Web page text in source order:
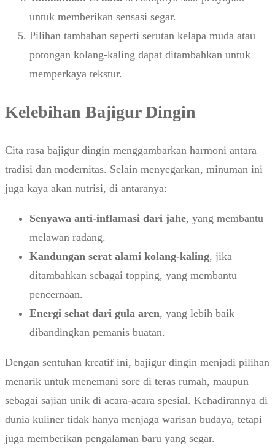
untuk memberikan sensasi segar.
Pilihan tambahan seperti serutan kelapa muda atau
potongan kolang-kaling dapat ditambahkan untuk
memperkaya tekstur.
Kelebihan Bajigur Dingin
Cita rasa bajigur dingin menggambarkan harmoni antara
tradisi dan modernitas. Selain menyegarkan, minuman ini
juga kaya akan nutrisi, di antaranya:
Senyawa anti-inflamasi dari jahe, yang membantu
melawan radang.
Kandungan serat alami kolang-kaling, jika
ditambahkan sebagai topping, yang membantu
pencernaan.
Energi sehat dari gula aren, yang lebih baik
dibandingkan pemanis buatan.
Dengan sentuhan kreatif ini, bajigur dingin menjadi pilihan
menarik untuk menemani sore di teras rumah, maupun
sebagai sajian unik di acara-acara spesial. Kehadirannya di
dunia kuliner tidak hanya menjaga warisan budaya, tetapi
juga memberikan pengalaman baru yang segar.